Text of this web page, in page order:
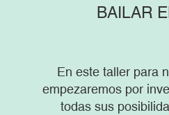
BAILAR
En este taller para
empezaremos por
todas sus